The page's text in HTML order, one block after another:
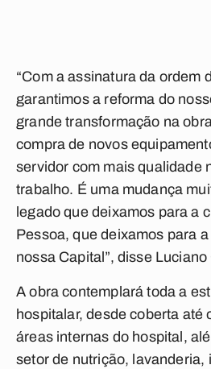
“Com a assinatura da ordem
garantimos a reforma do
grande transformação na
compra de novos
servidor com mais qualidade
trabalho. É uma mudança
legado que deixamos para a
Pessoa, que deixamos para
nossa Capital”, disse
A obra contemplará toda a
hospitalar, desde coberta até
áreas internas do hospital,
setor de nutrição, lavanderia,